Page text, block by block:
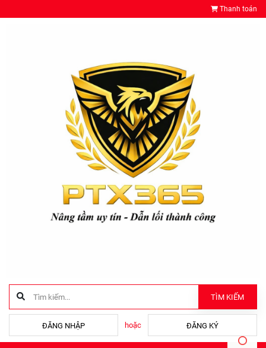
Thanh toán
TÌM KIẾM
ĐĂNG NHẬP hoặc ĐĂNG KÝ